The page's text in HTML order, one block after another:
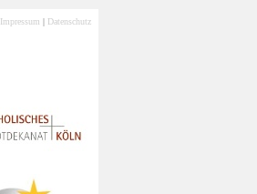
Impressum | Datenschutz